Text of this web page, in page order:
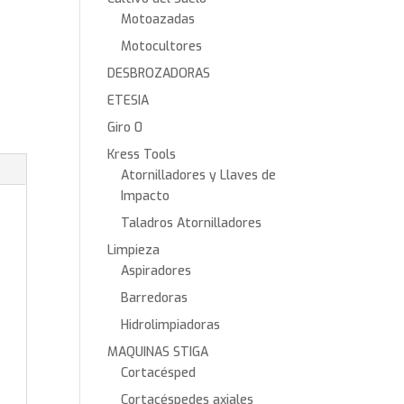
Motoazadas
Motocultores
DESBROZADORAS
ETESIA
Giro 0
Kress Tools
Atornilladores y Llaves de
Impacto
Taladros Atornilladores
Limpieza
Aspiradores
Barredoras
Hidrolimpiadoras
MAQUINAS STIGA
Cortacésped
Cortacéspedes axiales